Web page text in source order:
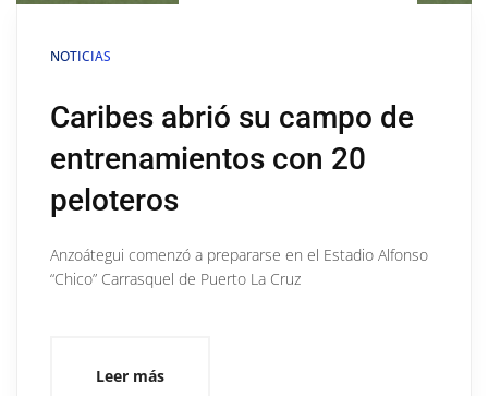
NOTICIAS
Caribes abrió su campo de
entrenamientos con 20
peloteros
Anzoátegui comenzó a prepararse en el Estadio Alfonso
“Chico” Carrasquel de Puerto La Cruz
Leer más